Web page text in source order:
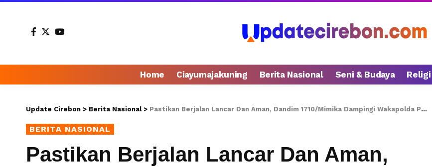
Home Ciayumajakuning Berita Nasional Seni & Budaya Religi
Update Cirebon > Berita Nasional> Pastikan Berjalan Lancar Dan Aman, Dandim 1710/Mimika Dampingi Wakapolda Papua Pantau Pemungutan Suara Di TPS
BERITA NASIONAL
Pastikan Berjalan Lancar Dan Aman,